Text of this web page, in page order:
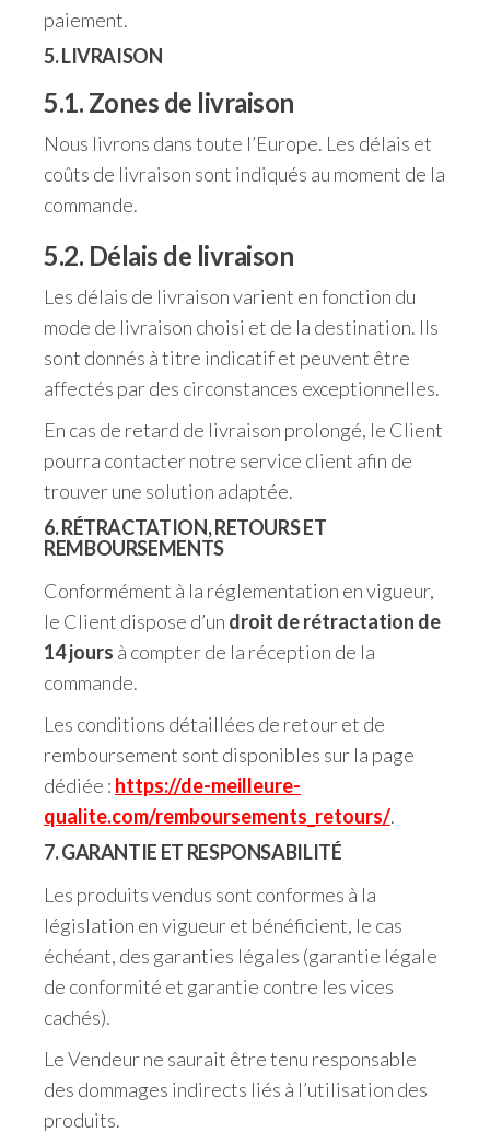
paiement.
5. LIVRAISON
5.1. Zones de livraison
Nous livrons dans toute l’Europe. Les délais et
coûts de livraison sont indiqués au moment de la
commande.
5.2. Délais de livraison
Les délais de livraison varient en fonction du
mode de livraison choisi et de la destination. Ils
sont donnés à titre indicatif et peuvent être
affectés par des circonstances exceptionnelles.
En cas de retard de livraison prolongé, le Client
pourra contacter notre service client afin de
trouver une solution adaptée.
6. RÉTRACTATION, RETOURS ET
REMBOURSEMENTS
Conformément à la réglementation en vigueur,
le Client dispose d’un droit de rétractation de
14 jours à compter de la réception de la
commande.
Les conditions détaillées de retour et de
remboursement sont disponibles sur la page
dédiée : https://de-meilleure-
qualite.com/remboursements_retours/.
7. GARANTIE ET RESPONSABILITÉ
Les produits vendus sont conformes à la
législation en vigueur et bénéficient, le cas
échéant, des garanties légales (garantie légale
de conformité et garantie contre les vices
cachés).
Le Vendeur ne saurait être tenu responsable
des dommages indirects liés à l’utilisation des
produits.